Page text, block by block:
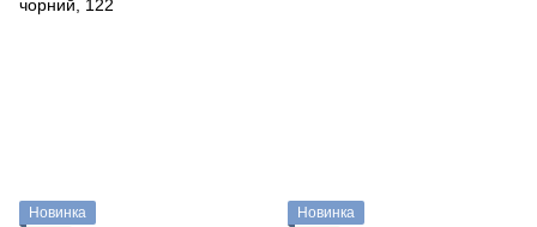
Новинка
Новинка